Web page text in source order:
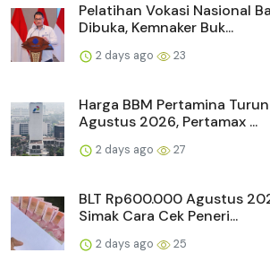
Pelatihan Vokasi Nasional
Dibuka, Kemnaker Buk...
2 days ago 23
Harga BBM Pertamina
Agustus 2026, Pertamax ...
2 days ago 27
BLT Rp600.000 Agustus
Simak Cara Cek Peneri...
2 days ago 25